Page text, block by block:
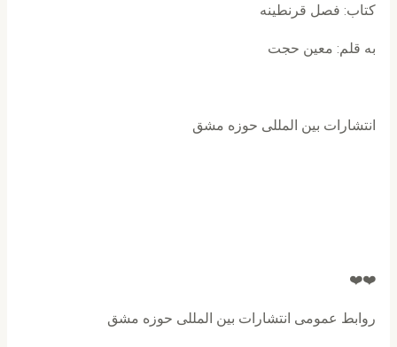
کتاب: فصل قرنطینه
به قلم: معین حجت
انتشارات بین المللی حوزه مشق
❤️❤️
روابط عمومی انتشارات بین المللی حوزه مشق